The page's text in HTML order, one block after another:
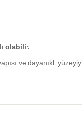
olabilir.
ve dayanıklı